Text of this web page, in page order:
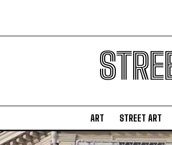
ART STREET ART